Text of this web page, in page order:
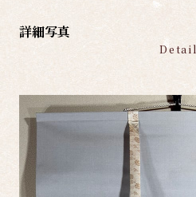
詳細写真
Detail